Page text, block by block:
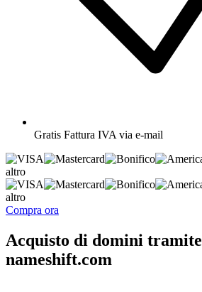
Gratis Fattura IVA via e-mail
altro
altro
Compra ora
Acquisto di domini tramite
nameshift.com